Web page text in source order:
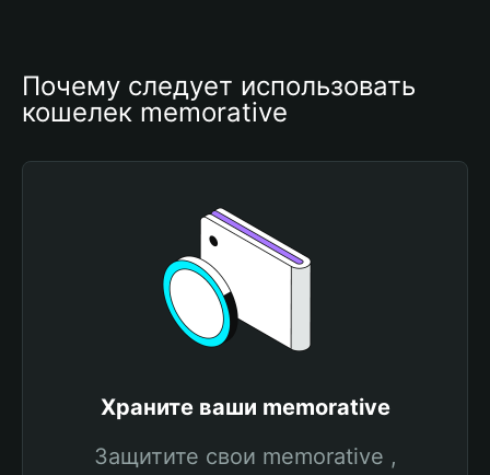
Почему следует использовать
кошелек memorative
Храните ваши memorative
Защитите свои memorative ,